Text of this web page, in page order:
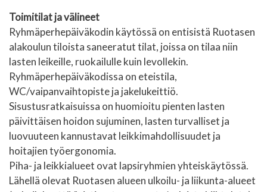
Toimitilat ja välineet
Ryhmäperhepäiväkodin käytössä on entisistä Ruotasen
alakoulun tiloista saneeratut tilat, joissa on tilaa niin
lasten leikeille, ruokailulle kuin levollekin.
Ryhmäperhepäiväkodissa on eteistila,
WC/vaipanvaihtopiste ja jakelukeittiö.
Sisustusratkaisuissa on huomioitu pienten lasten
päivittäisen hoidon sujuminen, lasten turvalliset ja
luovuuteen kannustavat leikkimahdollisuudet ja
hoitajien työergonomia.
Piha- ja leikkialueet ovat lapsiryhmien yhteiskäytössä.
Lähellä olevat Ruotasen alueen ulkoilu- ja liikunta-alueet